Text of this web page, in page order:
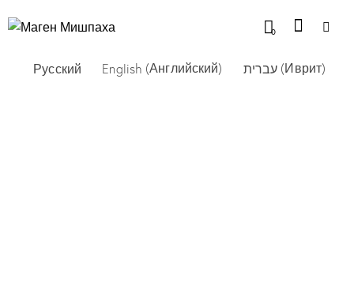
0
Русский English (Английский) עברית (Иврит)